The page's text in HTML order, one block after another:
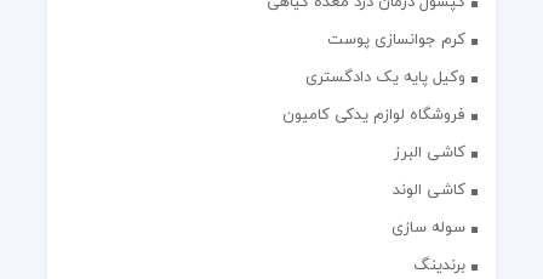
کرم جوانسازی پوست
وکیل پایه یک دادگستری
فروشگاه لوازم یدکی کامیون
کاشی البرز
کاشی الوند
سوله سازی
برندینگ